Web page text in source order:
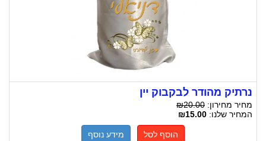
נרתיק מהודר לבקבוק יין
מחיר מחירון: ₪20.00
המחיר שלנו: ₪15.00
הוסף לסל מידע נוסף